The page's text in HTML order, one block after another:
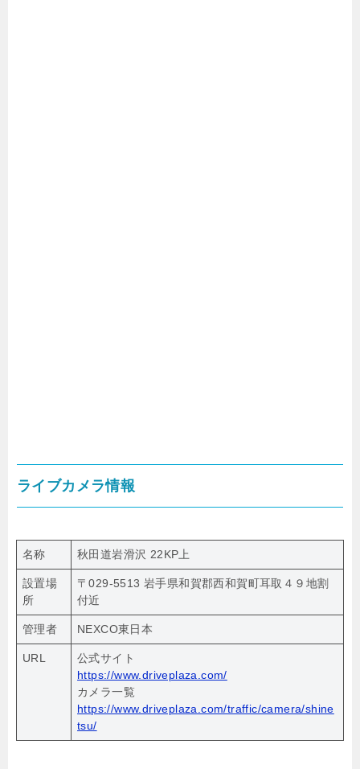
ライブカメラ情報
名称 秋田道岩滑沢 22KP上
設置場
所
〒029-5513 岩手県和賀郡西和賀町耳取４９地割
付近
管理者 NEXCO東日本
URL
公式サイト
https://www.driveplaza.com/
カメラ一覧
https://www.driveplaza.com/traffic/camera/shine
tsu/